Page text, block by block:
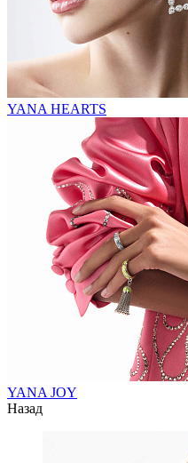
YANA HEARTS
YANA JOY
Назад